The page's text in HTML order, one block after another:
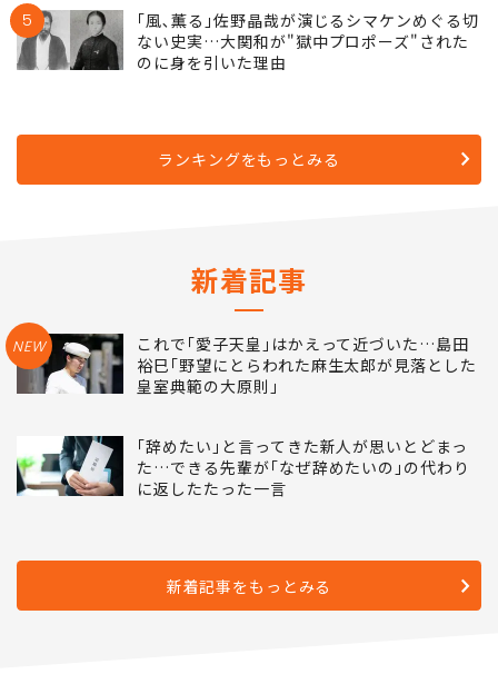
5
｢風､薫る｣佐野晶哉が演じるシマケンめぐる切
ない史実…大関和が"獄中プロポーズ"された
のに身を引いた理由
ランキングをもっとみる
新着記事
NEW
これで｢愛子天皇｣はかえって近づいた…島田
裕巳｢野望にとらわれた麻生太郎が見落とした
皇室典範の大原則｣
｢辞めたい｣と言ってきた新人が思いとどまっ
た…できる先輩が｢なぜ辞めたいの｣の代わり
に返したたった一言
新着記事をもっとみる